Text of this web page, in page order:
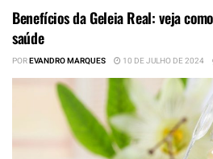
Benefícios da Geleia Real: veja
saúde
POREVANDRO MARQUES 10 DE JULHO DE 2024